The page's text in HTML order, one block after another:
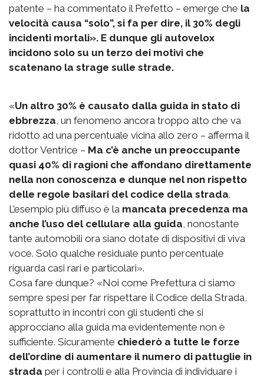
patente – ha commentato il Prefetto – emerge che la
velocità causa “solo”, si fa per dire, il 30% degli
incidenti mortali». E dunque gli autovelox
incidono solo su un terzo dei motivi che
scatenano la strage sulle strade.
«Un altro 30% è causato dalla guida in stato di
ebbrezza , un fenomeno ancora troppo alto che va
ridotto ad una percentuale vicina allo zero – afferma il
dottor Ventrice – Ma c’è anche un preoccupante
quasi 40% di ragioni che affondano direttamente
nella non conoscenza e dunque nel non rispetto
delle regole basilari del codice della strada.
L’esempio più diffuso è la mancata precedenza ma
anche l’uso del cellulare alla guida , nonostante
tante automobili ora siano dotate di dispositivi di viva
voce. Solo qualche residuale punto percentuale
riguarda casi rari e particolari».
Cosa fare dunque? «Noi come Prefettura ci siamo
sempre spesi per far rispettare il Codice della Strada,
soprattutto in incontri con gli studenti che si
approcciano alla guida ma evidentemente non è
sufficiente. Sicuramente chiederò a tutte le forze
dell’ordine di aumentare il numero di pattuglie in
strada per i controlli e alla Provincia di individuare i